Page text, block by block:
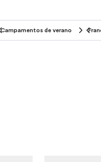
Campamentos de verano